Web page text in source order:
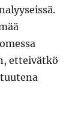
etteivätkö